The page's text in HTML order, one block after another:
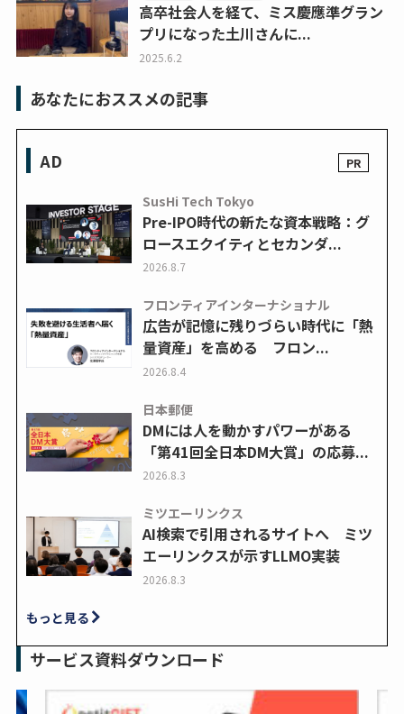
高卒社会人を経て、ミス慶應準グラン
プリになった土川さんに...
2025.6.2
あなたにおススメの記事
AD
SusHi Tech Tokyo
Pre-IPO時代の新たな資本戦略：グ
ロースエクイティとセカンダ...
2026.8.7
フロンティアインターナショナル
広告が記憶に残りづらい時代に「熱
量資産」を高める フロン...
2026.8.4
日本郵便
DMには人を動かすパワーがある
「第41回全日本DM大賞」の応募...
2026.8.3
ミツエーリンクス
AI検索で引用されるサイトへ ミツ
エーリンクスが示すLLMO実装
2026.8.3
もっと見る
サービス資料ダウンロード